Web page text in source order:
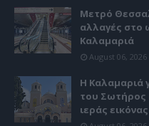
Μετρό
αλλαγές στο
Καλαμαριά
August 06, 2026
Η Καλαμαριά
του Σωτήρος
ιεράς εικόνας